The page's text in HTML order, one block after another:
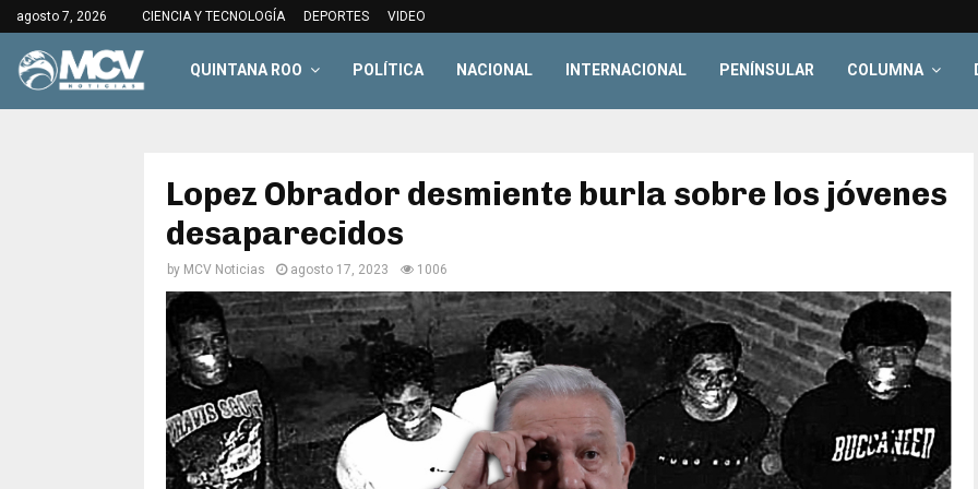
agosto 7, 2026 CIENCIA Y TECNOLOGÍA DEPORTES VIDEO
QUINTANA ROO POLÍTICA NACIONAL INTERNACIONAL PENÍNSULAR COLUMNA
Lopez Obrador desmiente burla sobre los jóvenes
desaparecidos
by MCV Noticias agosto 17, 2023 1006